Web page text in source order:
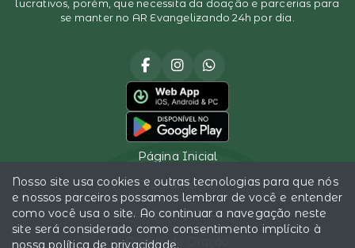
lucrativos, porém, que necessita da doação e parcerias para
se manter no AR Evangelizando 24h por dia.
Página Inicial
Programação
Sócio Evangelizador
Pedido de Oração
Nosso site usa cookies e outras tecnologias para que nós
e nossos parceiros possamos lembrar de você e entender
como você usa o site. Ao continuar a navegação neste
site será considerado como consentimento implícito à
nossa política de privacidade.